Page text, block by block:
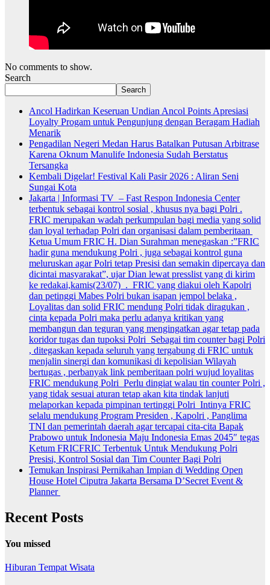
No comments to show.
Search
Search
Ancol Hadirkan Keseruan Undian Ancol Points Apresiasi
Loyalty Progam untuk Pengunjung dengan Beragam Hadiah
Menarik
Pengadilan Negeri Medan Harus Batalkan Putusan Arbitrase
Karena Oknum Manulife Indonesia Sudah Berstatus
Tersangka
Kembali Digelar! Festival Kali Pasir 2026 : Aliran Seni
Sungai Kota
Jakarta | Informasi TV – Fast Respon Indonesia Center
terbentuk sebagai kontrol sosial , khusus nya bagi Polri .
FRIC merupakan wadah perkumpulan bagi media yang solid
dan loyal terhadap Polri dan organisasi dalam pemberitaan
Ketua Umum FRIC H. Dian Surahman menegaskan :”FRIC
hadir guna mendukung Polri , juga sebagai kontrol guna
meluruskan agar Polri tetap Presisi dan semakin dipercaya dan
dicintai masyarakat”, ujar Dian lewat presslist yang di kirim
ke redakai,kamis(23/07) . FRIC yang diakui oleh Kapolri
dan petinggi Mabes Polri bukan isapan jempol belaka ,
Loyalitas dan solid FRIC mendung Polri tidak diragukan ,
cinta kepada Polri maka perlu adanya kritikan yang
membangun dan teguran yang mengingatkan agar tetap pada
koridor tugas dan tupoksi Polri Sebagai tim counter bagi Polri
, ditegaskan kepada seluruh yang tergabung di FRIC untuk
menjalin sinergi dan komunikasi di kepolisian Wilayah
bertugas , perbanyak link pemberitaan polri wujud loyalitas
FRIC mendukung Polri Perlu dingiat walau tin counter Polri ,
yang tidak sesuai aturan tetap akan kita tindak lanjuti
melaporkan kepada pimpinan tertinggi Polri Intinya FRIC
selalu mendukung Program Presiden , Kapolri , Panglima
TNI dan pemerintah daerah agar tercapai cita-cita Bapak
Prabowo untuk Indonesia Maju Indonesia Emas 2045″ tegas
Ketum FRICFRIC Terbentuk Untuk Mendukung Polri
Presisi, Kontrol Sosial dan Tim Counter Bagi Polri
Temukan Inspirasi Pernikahan Impian di Wedding Open
House Hotel Ciputra Jakarta Bersama D’Secret Event &
Planner
Recent Posts
You missed
Hiburan Tempat Wisata